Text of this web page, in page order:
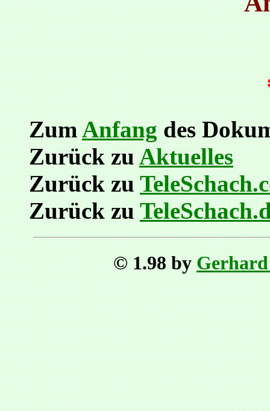
ZumAnfangdes
Zurück zuAktuelles
Zurück zu
Zurück zu
© 1.98 by